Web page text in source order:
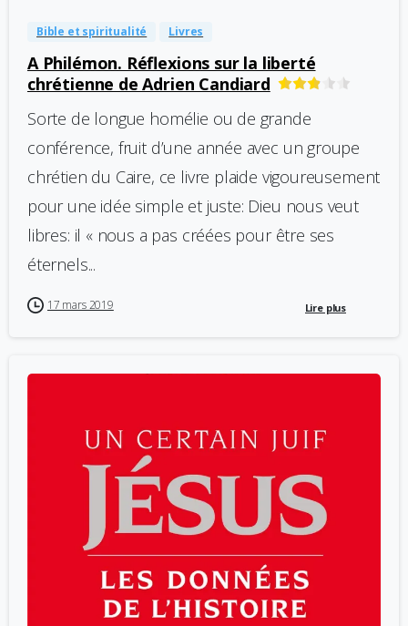
Bible et spiritualité Livres
A Philémon. Réflexions sur la liberté
chrétienne de Adrien Candiard
Sorte de longue homélie ou de grande
conférence, fruit d’une année avec un groupe
chrétien du Caire, ce livre plaide vigoureusement
pour une idée simple et juste: Dieu nous veut
libres: il « nous a pas créées pour être ses
éternels...
17 mars 2019 Lire plus